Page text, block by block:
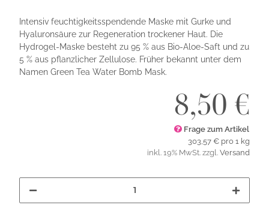
Intensiv feuchtigkeitsspendende Maske mit Gurke und
Hyaluronsäure zur Regeneration trockener Haut. Die
Hydrogel-Maske besteht zu 95 % aus Bio-Aloe-Saft und zu
5 % aus pflanzlicher Zellulose. Früher bekannt unter dem
Namen Green Tea Water Bomb Mask.
8,50 €
Frage zum Artikel
303,57 € pro 1 kg
inkl. 19% MwSt. zzgl. Versand